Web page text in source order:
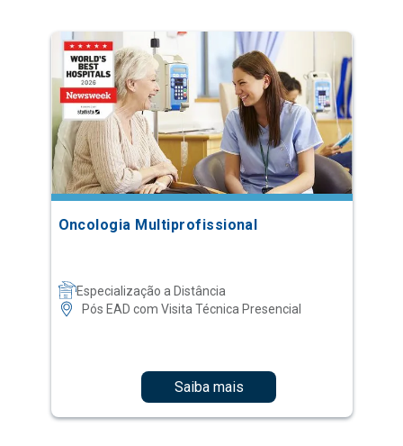
Oncologia Multiprofissional
Especialização a Distância
Pós EAD com Visita Técnica Presencial
Saiba mais